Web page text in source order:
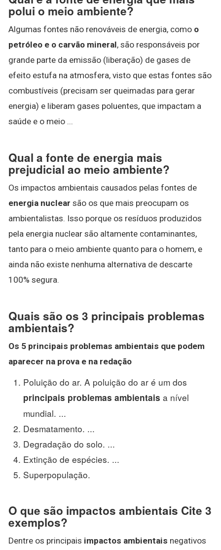
polui o meio ambiente?
Algumas fontes não renováveis de energia, como o
petróleo e o carvão mineral, são responsáveis por
grande parte da emissão (liberação) de gases de
efeito estufa na atmosfera, visto que estas fontes são
combustíveis (precisam ser queimadas para gerar
energia) e liberam gases poluentes, que impactam a
saúde e o meio ...
Qual a fonte de energia mais
prejudicial ao meio ambiente?
Os impactos ambientais causados pelas fontes de
energia nuclear são os que mais preocupam os
ambientalistas. Isso porque os resíduos produzidos
pela energia nuclear são altamente contaminantes,
tanto para o meio ambiente quanto para o homem, e
ainda não existe nenhuma alternativa de descarte
100% segura.
Quais são os 3 principais problemas
ambientais?
Os 5 principais problemas ambientais que podem
aparecer na prova e na redação
Poluição do ar. A poluição do ar é um dos
principais problemas ambientais a nível
mundial. ...
Desmatamento. ...
Degradação do solo. ...
Extinção de espécies. ...
Superpopulação.
O que são impactos ambientais Cite 3
exemplos?
Dentre os principais impactos ambientais negativos